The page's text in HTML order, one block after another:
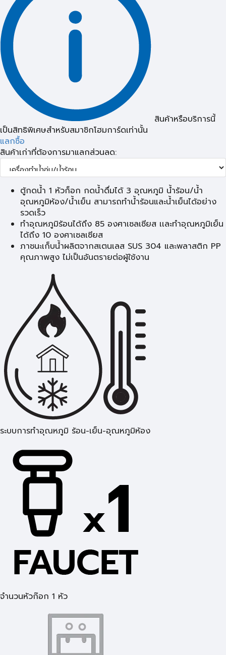
สินค้าหรือบริการนี้
เป็นสิทธิพิเศษสำหรับสมาชิกโฮมการ์ดเท่านั้น
แลกซื้อ
สินค้าเก่าที่ต้องการมาแลกส่วนลด:
ตู้กดน้ำ 1 หัวก็อก กดน้ำดื่มได้ 3 อุณหภูมิ น้ำร้อน/น้ำ
อุณหภูมิห้อง/น้ำเย็น สามารถทำน้ำร้อนและน้ำเย็นได้อย่าง
รวดเร็ว
ทำอุณหภูมิร้อนได้ถึง 85 องศาเซลเซียส เเละทำอุณหภูมิเย็น
ได้ถึง 10 องศาเซลเซียส
ภาชนะเก็บน้ำผลิตจากสเตนเลส SUS 304 และพลาสติก PP
คุณภาพสูง ไม่เป็นอันตรายต่อผู้ใช้งาน
ระบบการทำอุณหภูมิ ร้อน-เย็น-อุณหภูมิห้อง
จำนวนหัวก๊อก 1 หัว